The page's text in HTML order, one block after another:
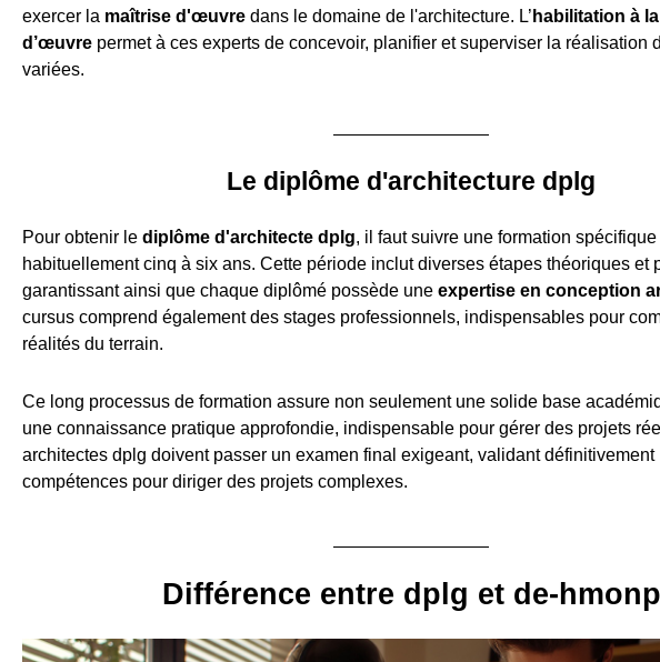
exercer la maîtrise d'œuvre dans le domaine de l'architecture. L’ habilitation à
d’œuvre permet à ces experts de concevoir, planifier et superviser la réalisation
variées.
Le diplôme d'architecture dplg
Pour obtenir le diplôme d'architecte dplg, il faut suivre une formation
habituellement cinq à six ans. Cette période inclut diverses étapes théoriques et
garantissant ainsi que chaque diplômé possède une expertise en conception
cursus comprend également des stages professionnels, indispensables pour
réalités du terrain.
Ce long processus de formation assure non seulement une solide base
une connaissance pratique approfondie, indispensable pour gérer des projets
architectes dplg doivent passer un examen final exigeant, validant définitivement
compétences pour diriger des projets complexes.
Différence entre dplg et de-hmonp